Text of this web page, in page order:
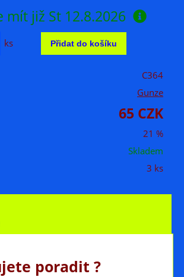
mít již St 12.8.2026
ks
C364
Gunze
65 CZK
21 %
Skladem
3 ks
poradit ?